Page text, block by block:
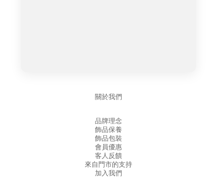
關於我們
品牌理念
飾品保養
飾品包裝
會員優惠
客人反饋
來自門市的支持
加入我們